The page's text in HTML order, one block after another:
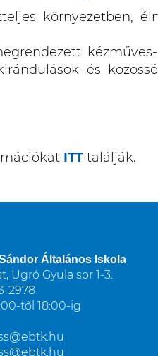
környezetben,
és
ITT találják.
Általános Iskola
Ugró Gyula sor 1-3.
2978
től 18:00-ig